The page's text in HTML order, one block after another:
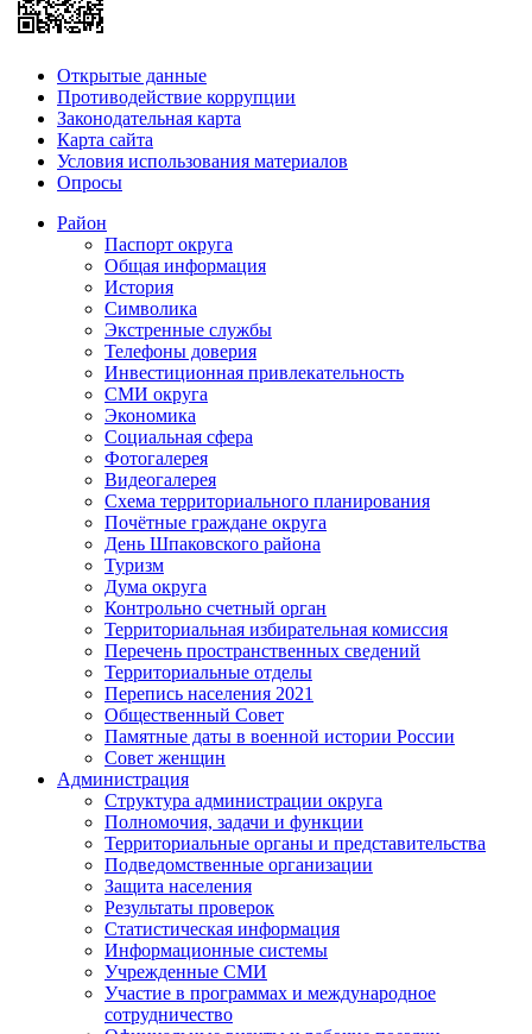
Открытые данные
Противодействие коррупции
Законодательная карта
Карта сайта
Условия использования материалов
Опросы
Район
Паспорт округа
Общая информация
История
Символика
Экстренные службы
Телефоны доверия
Инвестиционная привлекательность
СМИ округа
Экономика
Социальная сфера
Фотогалерея
Видеогалерея
Схема территориального планирования
Почётные граждане округа
День Шпаковского района
Туризм
Дума округа
Контрольно счетный орган
Территориальная избирательная комиссия
Перечень пространственных сведений
Территориальные отделы
Перепись населения 2021
Общественный Совет
Памятные даты в военной истории России
Совет женщин
Администрация
Структура администрации округа
Полномочия, задачи и функции
Территориальные органы и представительства
Подведомственные организации
Защита населения
Результаты проверок
Статистическая информация
Информационные системы
Учрежденные СМИ
Участие в программах и международное
сотрудничество